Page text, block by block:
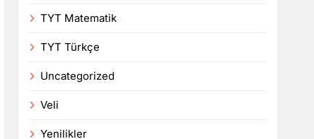
TYT Matematik
TYT Türkçe
Uncategorized
Veli
Yenilikler